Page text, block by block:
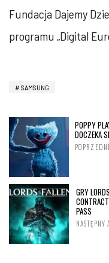
Fundacja Dajemy
programu „Digital
SAMSUNG
POPPY
DOCZEKA
GRY
PASS
NASTĘPNY